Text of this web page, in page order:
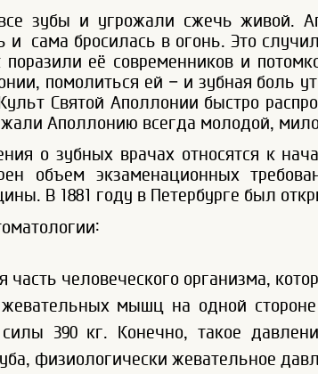
зубы и угрожали сжечь живой.
и сама бросилась в огонь. Это
её современников и
помолиться ей – и зубная боль
Святой Аполлонии быстро
Аполлонию всегда молодой,
о зубных врачах относятся к
объем экзаменационных
В 1881 году в Петербурге был
часть человеческого организма,
мышц на одной
390 кг. Конечно, такое
физиологически жевательное